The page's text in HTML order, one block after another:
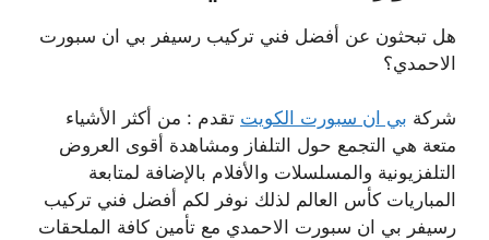
هل تبحثون عن أفضل فني تركيب رسيفر بي ان سبورت
الاحمدي؟
شركة بي ان سبورت الكويت تقدم : من أكثر الأشياء
متعة هي التجمع حول التلفاز ومشاهدة أقوى العروض
التلفزيونية والمسلسلات والأفلام بالإضافة لمتابعة
المباريات كأس العالم لذلك نوفر لكم أفضل فني تركيب
رسيفر بي ان سبورت الاحمدي مع تأمين كافة الملحقات